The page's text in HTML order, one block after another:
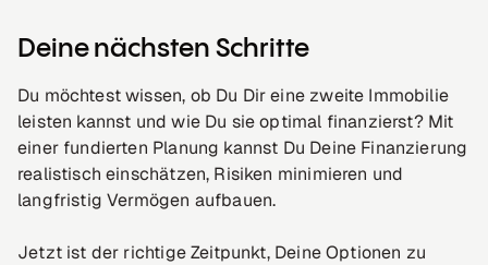
Deine nächsten Schritte
Du möchtest wissen, ob Du Dir eine zweite Immobilie
leisten kannst und wie Du sie optimal finanzierst? Mit
einer fundierten Planung kannst Du Deine Finanzierung
realistisch einschätzen, Risiken minimieren und
langfristig Vermögen aufbauen.
Jetzt ist der richtige Zeitpunkt, Deine Optionen zu